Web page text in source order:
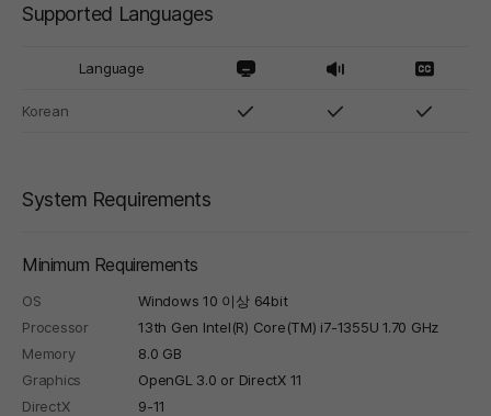
Supported Languages
Language
Korean
System Requirements
Minimum Requirements
OS
Windows 10 이상 64bit
Processor
13th Gen Intel(R) Core(TM) i7-1355U 1.70 GHz
Memory
8.0 GB
Graphics
OpenGL 3.0 or DirectX 11
DirectX
9-11